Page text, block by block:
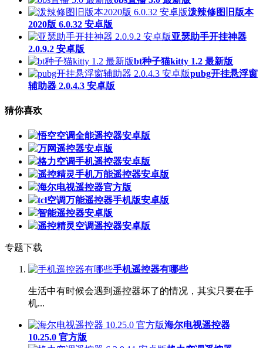
泼辣修图旧版本
2020版 6.0.32 安卓版
亚瑟助手开挂神器
2.0.9.2 安卓版
bt种子猫kitty 1.2 最新版
pubg开挂悬浮窗
辅助器 2.0.4.3 安卓版
猜你喜欢
悟空空调全能遥控器安卓版
万网遥控器安卓版
格力空调手机遥控器安卓版
遥控精灵手机万能遥控器安卓版
海尔电视遥控器官方版
tcl空调万能遥控器手机版安卓版
智能遥控器安卓版
遥控精灵空调遥控器安卓版
专题下载
手机遥控器有哪些
生活中有时候会遇到遥控器坏了的情况，其实只要在手
机...
海尔电视遥控器
10.25.0 官方版